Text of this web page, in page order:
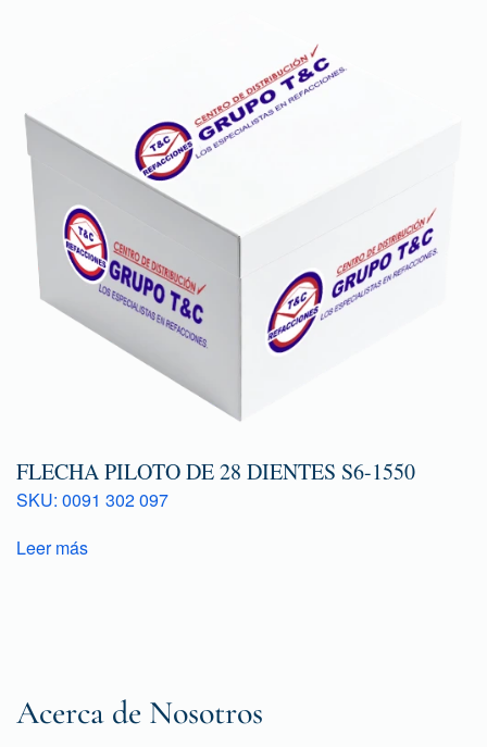
FLECHA PILOTO DE 28 DIENTES S6-1550
SKU: 0091 302 097
Leer más
Acerca de Nosotros